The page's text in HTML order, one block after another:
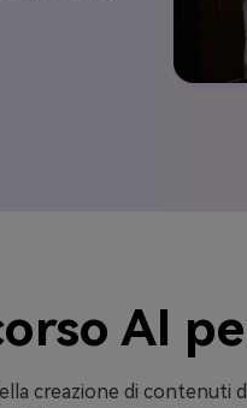
AI
creazione di